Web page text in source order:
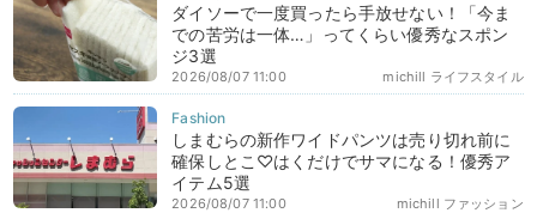
ダイソーで一度買ったら手放せない！「今ま
での苦労は一体…」ってくらい優秀なスポン
ジ3選
michill ライフスタイル
2026/08/07 11:00
しまむらの新作ワイドパンツは売り切れ前に
確保しとこ♡はくだけでサマになる！優秀ア
イテム5選
michill ファッション
2026/08/07 11:00